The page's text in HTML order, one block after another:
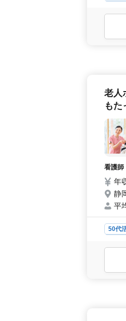
お
＜働
のオ
への
幅広
さを
老人
も
看護師
年
静
平
50代
お
＜働
車場